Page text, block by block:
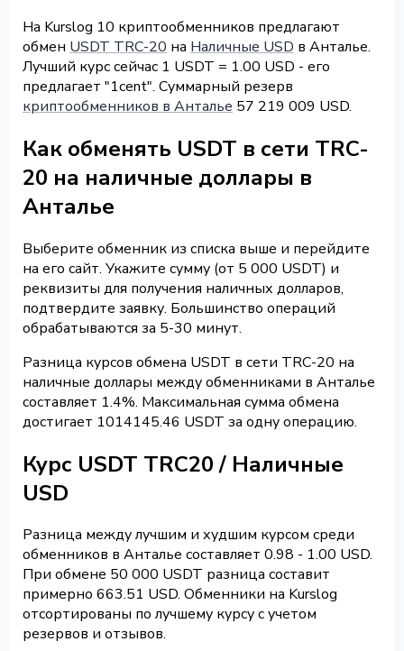
На Kurslog 10 криптообменников предлагают
обмен USDT TRC-20 на Наличные USD в Анталье.
Лучший курс сейчас 1 USDT = 1.00 USD - его
предлагает "1cent". Суммарный резерв
криптообменников в Анталье 57 219 009 USD.
Как обменять USDT в сети TRC-
20 на наличные доллары в
Анталье
Выберите обменник из списка выше и перейдите
на его сайт. Укажите сумму (от 5 000 USDT) и
реквизиты для получения наличных долларов,
подтвердите заявку. Большинство операций
обрабатываются за 5-30 минут.
Разница курсов обмена USDT в сети TRC-20 на
наличные доллары между обменниками в Анталье
составляет 1.4%. Максимальная сумма обмена
достигает 1014145.46 USDT за одну операцию.
Курс USDT TRC20 / Наличные
USD
Разница между лучшим и худшим курсом среди
обменников в Анталье составляет 0.98 - 1.00 USD.
При обмене 50 000 USDT разница составит
примерно 663.51 USD. Обменники на Kurslog
отсортированы по лучшему курсу с учетом
резервов и отзывов.